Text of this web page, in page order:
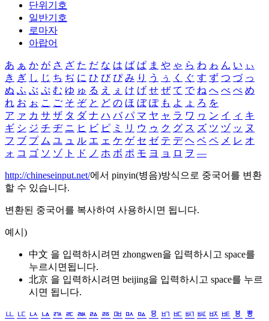
단위기호
일반기호
로마자
아랍어
あ ぁ か が さ ざ た だ な は ば ぱ ま や ゃ ら わ ゎ ん い ぃ
き ぎ し じ ち ぢ に ひ び ぴ み り う ぅ く ぐ す ず つ づ っ
ぬ ふ ぶ ぷ む ゆ ゅ る え ぇ け げ せ ぜ て で ね へ べ ぺ め
れ お ぉ こ ご そ ぞ と ど の ほ ぼ ぽ も よ ょ ろ を
ア ァ カ サ ザ タ ダ ナ ハ バ パ マ ヤ ャ ラ ワ ヮ ン イ ィ キ
ギ シ ジ チ ヂ ニ ヒ ビ ピ ミ リ ウ ゥ ク グ ス ズ ツ ヅ ッ ヌ
フ ブ プ ム ユ ュ ル エ ェ ケ ゲ セ ゼ テ デ ヘ ベ ペ メ レ オ
ォ コ ゴ ソ ゾ ト ド ノ ホ ボ ポ モ ヨ ョ ロ ヲ ―
http://chineseinput.net/에서 pinyin(병음)방식으로 중국어를 변환
할 수 있습니다.
변환된 중국어를 복사하여 사용하시면 됩니다.
예시)
中文 을 입력하시려면 zhongwen을 입력하시고 space를
누르시면됩니다.
北京 을 입력하시려면 beijing을 입력하시고 space를 누르
시면 됩니다.
ㅥ ㅦ ㅧ ㅨ ㅩ ㅪ ㅫ ㅬ ㅭ ㅮ ㅯ ㅰ ㅱ ㅲ ㅳ ㅴ ㅵ ㅶ ㅷ ㅸ
ㅹ